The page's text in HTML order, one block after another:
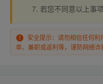
若您不同意以上事
安全提示：请勿相信任何
单、兼职或返利等，谨防网络诈